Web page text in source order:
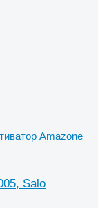
Amazone
Salo